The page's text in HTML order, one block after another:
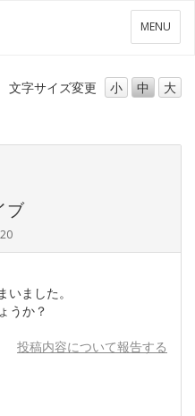
メ
ニ
ー
MENU
文字サイズ変更 小 中 大
ブ
ました。
うか？
投稿内容について報告する